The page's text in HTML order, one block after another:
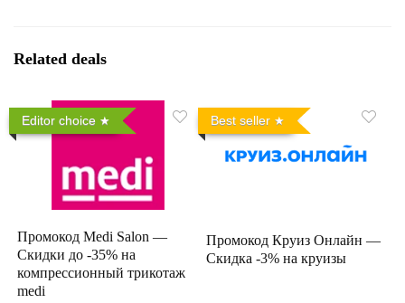
Related deals
Editor choice
Промокод Medi Salon —
Скидки до -35% на
компрессионный трикотаж
medi
Best seller
Промокод Круиз Онлайн —
Скидка -3% на круизы